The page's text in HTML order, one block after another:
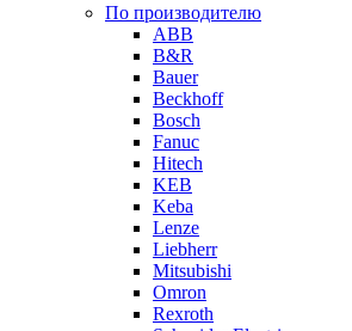
По производителю
ABB
B&R
Bauer
Beckhoff
Bosch
Fanuc
Hitech
KEB
Keba
Lenze
Liebherr
Mitsubishi
Omron
Rexroth